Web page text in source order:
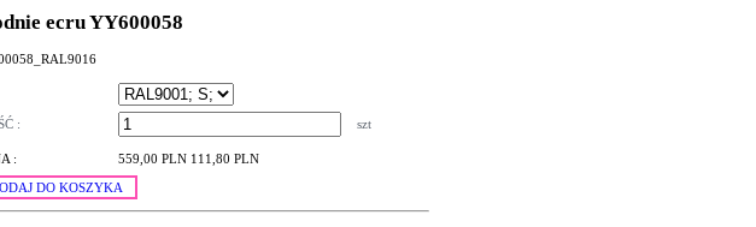
ecru YY600058
: szt
: 559,00 PLN 111,80 PLN
DO KOSZYKA